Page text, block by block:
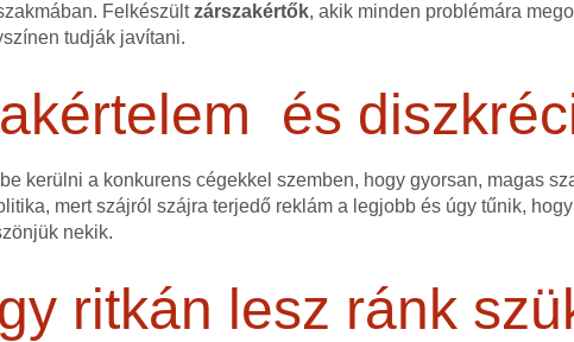
Felkészültzárszakértők, akik minden problémára
tudják javítani.
és
kerülni a konkurens cégekkel szemben, hogy gyorsan, magas
mert szájról szájra terjedő reklám a legjobb és úgy tűnik,
nekik.
ritkán lesz ránk